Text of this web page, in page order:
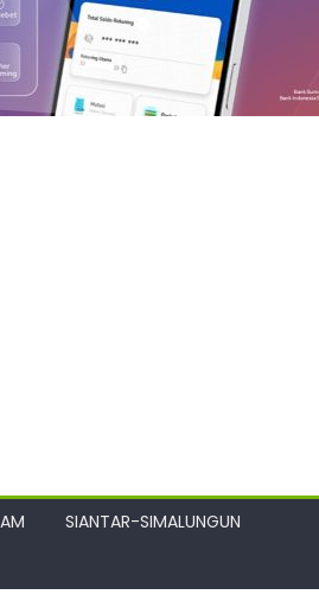
SIANTAR-SIMALUNGUN